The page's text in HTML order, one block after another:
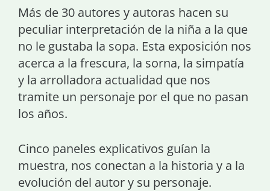
Más de 30 autores y autoras hacen su
peculiar interpretación de la niña a la que
no le gustaba la sopa. Esta exposición nos
acerca a la frescura, la sorna, la simpatía
y la arrolladora actualidad que nos
tramite un personaje por el que no pasan
los años.
Cinco paneles explicativos guían la
muestra, nos conectan a la historia y a la
evolución del autor y su personaje.